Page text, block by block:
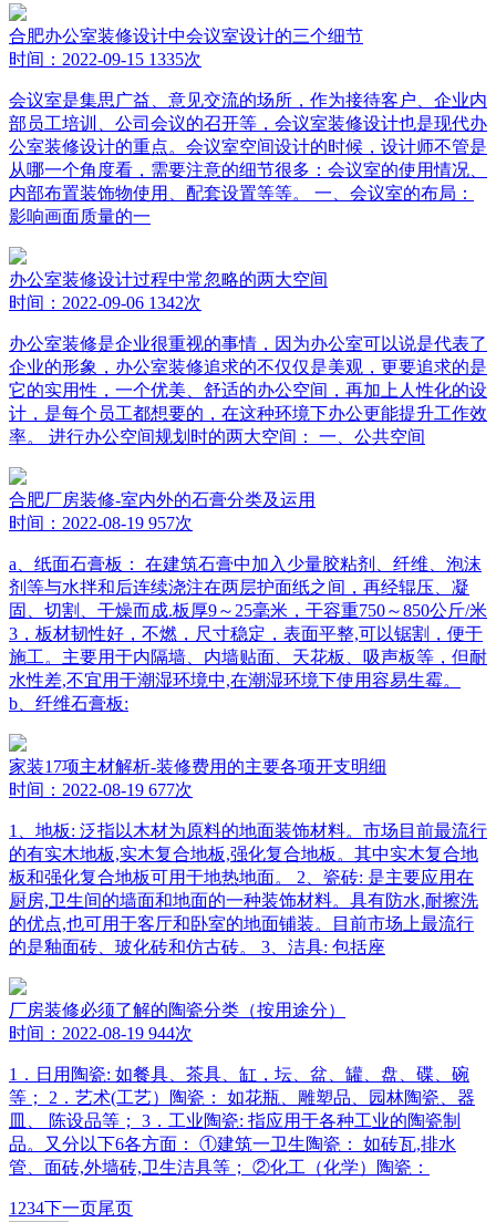
合肥办公室装修设计中会议室设计的三个细节
时间：2022-09-15 1335次
会议室是集思广益、意见交流的场所，作为接待客户、企业内
部员工培训、公司会议的召开等，会议室装修设计也是现代办
公室装修设计的重点。会议室空间设计的时候，设计师不管是
从哪一个角度看，需要注意的细节很多：会议室的使用情况、
内部布置装饰物使用、配套设置等等。 一、会议室的布局：
影响画面质量的一
办公室装修设计过程中常忽略的两大空间
时间：2022-09-06 1342次
办公室装修是企业很重视的事情，因为办公室可以说是代表了
企业的形象，办公室装修追求的不仅仅是美观，更要追求的是
它的实用性，一个优美、舒适的办公空间，再加上人性化的设
计，是每个员工都想要的，在这种环境下办公更能提升工作效
率。 进行办公空间规划时的两大空间： 一、公共空间
合肥厂房装修-室内外的石膏分类及运用
时间：2022-08-19 957次
a、纸面石膏板： 在建筑石膏中加入少量胶粘剂、纤维、泡沫
剂等与水拌和后连续浇注在两层护面纸之间，再经辊压、凝
固、切割、干燥而成.板厚9～25毫米，干容重750～850公斤/米
3，板材韧性好，不燃，尺寸稳定，表面平整,可以锯割，便于
施工。主要用于内隔墙、内墙贴面、天花板、吸声板等，但耐
水性差,不宜用于潮湿环境中,在潮湿环境下使用容易生霉。
b、纤维石膏板:
家装17项主材解析-装修费用的主要各项开支明细
时间：2022-08-19 677次
1、地板: 泛指以木材为原料的地面装饰材料。市场目前最流行
的有实木地板,实木复合地板,强化复合地板。其中实木复合地
板和强化复合地板可用于地热地面。 2、瓷砖: 是主要应用在
厨房,卫生间的墙面和地面的一种装饰材料。具有防水,耐擦洗
的优点,也可用于客厅和卧室的地面铺装。目前市场上最流行
的是釉面砖、玻化砖和仿古砖。 3、洁具: 包括座
厂房装修必须了解的陶瓷分类（按用途分）
时间：2022-08-19 944次
1．日用陶瓷: 如餐具、茶具、缸，坛、盆、罐、盘、碟、碗
等； 2．艺术(工艺）陶瓷： 如花瓶、雕塑品、园林陶瓷、器
皿、 陈设品等； 3．工业陶瓷: 指应用于各种工业的陶瓷制
品。又分以下6各方面： ①建筑一卫生陶瓷： 如砖瓦,排水
管、面砖,外墙砖,卫生洁具等； ②化工（化学）陶瓷：
1 234下一页尾页